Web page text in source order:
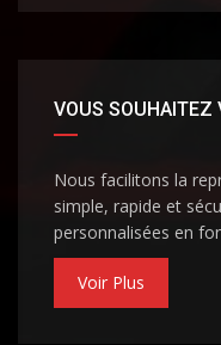
VOUS SOUHAITEZ
Nous facilitons la
simple, rapide et
personnalisées en
Voir Plus